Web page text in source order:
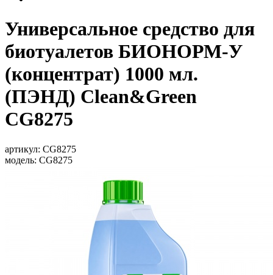
Универсальное средство для
биотуалетов БИОНОРМ-У
(концентрат) 1000 мл.
(ПЭНД) Clean&Green
CG8275
артикул: CG8275
модель: CG8275